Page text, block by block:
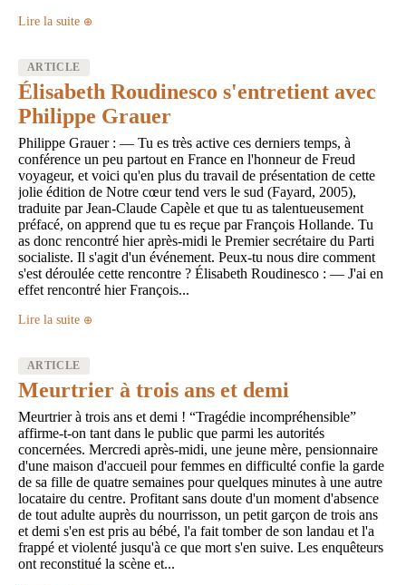
Lire la suite
ARTICLE
Élisabeth Roudinesco s'entretient avec
Philippe Grauer
Philippe Grauer : — Tu es très active ces derniers temps, à
conférence un peu partout en France en l'honneur de Freud
voyageur, et voici qu'en plus du travail de présentation de cette
jolie édition de Notre cœur tend vers le sud (Fayard, 2005),
traduite par Jean-Claude Capèle et que tu as talentueusement
préfacé, on apprend que tu es reçue par François Hollande. Tu
as donc rencontré hier après-midi le Premier secrétaire du Parti
socialiste. Il s'agit d'un événement. Peux-tu nous dire comment
s'est déroulée cette rencontre ? Élisabeth Roudinesco : — J'ai en
effet rencontré hier François...
Lire la suite
ARTICLE
Meurtrier à trois ans et demi
Meurtrier à trois ans et demi ! “Tragédie incompréhensible”
affirme-t-on tant dans le public que parmi les autorités
concernées. Mercredi après-midi, une jeune mère, pensionnaire
d'une maison d'accueil pour femmes en difficulté confie la garde
de sa fille de quatre semaines pour quelques minutes à une autre
locataire du centre. Profitant sans doute d'un moment d'absence
de tout adulte auprès du nourrisson, un petit garçon de trois ans
et demi s'en est pris au bébé, l'a fait tomber de son landau et l'a
frappé et violenté jusqu'à ce que mort s'en suive. Les enquêteurs
ont reconstitué la scène et...